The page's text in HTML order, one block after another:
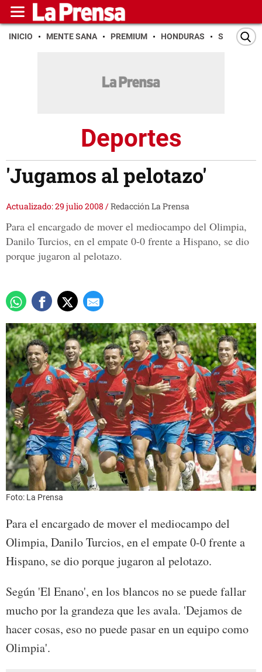
INICIO MENTE SANA PREMIUM HONDURAS SAN PEDRO
Deportes
'Jugamos al pelotazo'
Actualizado: 29 julio 2008 /Redacción La Prensa
Para el encargado de mover el mediocampo del Olimpia,
Danilo Turcios, en el empate 0-0 frente a Hispano, se dio
porque jugaron al pelotazo.
Foto: La Prensa
Para el encargado de mover el mediocampo del
Olimpia, Danilo Turcios, en el empate 0-0 frente a
Hispano, se dio porque jugaron al pelotazo.
Según 'El Enano', en los blancos no se puede fallar
mucho por la grandeza que les avala. 'Dejamos de
hacer cosas, eso no puede pasar en un equipo como
Olimpia'.